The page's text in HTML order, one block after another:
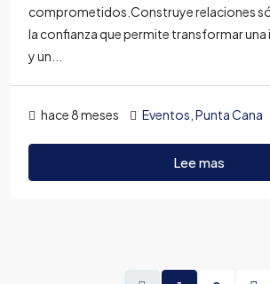
comprometidos.Construye relaciones
la confianza que permite transformar una
y un...
hace 8 meses Eventos Punta Cana
Lee mas